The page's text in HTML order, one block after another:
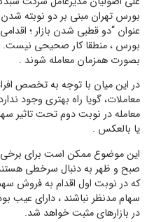
بورس تهران مبنی بر دو نوبته شدن
عنوان “دو قطبی شدن بازار ؛
بورس ، منطقا کار صحیحی نیست.
بصورت همزمان معامله شوند .
در این میان با توجه به تخصص
معاملات، گویا راه بهتری وجود
معامله در نوبت دوم تحت تاثیر
یا بالعکس .
این موضوع ممکن است برای برخی
صبح و ظهر به دنبال سرخطی
که در نوبت اول اقدام به فروش
سهام مدنظر نباشند ، دارای عیب
در بازارهای مثبت خواهد شد.